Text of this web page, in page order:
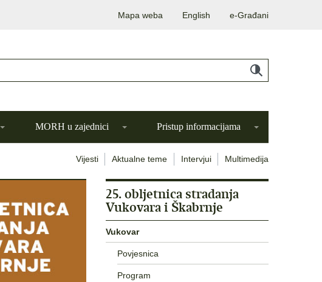
Mapa weba English e-Građani
MORH u zajednici Pristup informacijama
Vijesti Aktualne teme Intervjui Multimedija
25. obljetnica stradanja
Vukovara i Škabrnje
Vukovar
Povjesnica
Program